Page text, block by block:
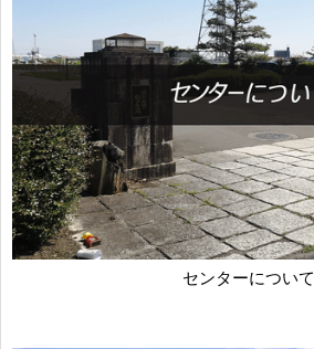
センターについて